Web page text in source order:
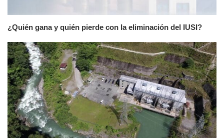
¿Quién gana y quién pierde con la eliminación del IUSI?